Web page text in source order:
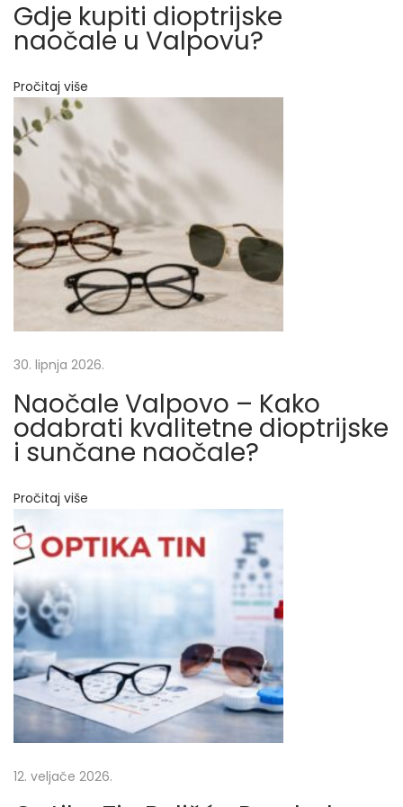
b
r
t
i
k
v
t
e
t
i
p
t
r
j
s
k
e
i
s
u
n
č
a
n
a
Gdje kupiti dioptrijske
naočale u Valpovu?
Pročitaj više
30. lipnja 2026.
Naočale Valpovo – Kako
odabrati kvalitetne dioptrijske
i sunčane naočale?
Pročitaj više
12. veljače 2026.